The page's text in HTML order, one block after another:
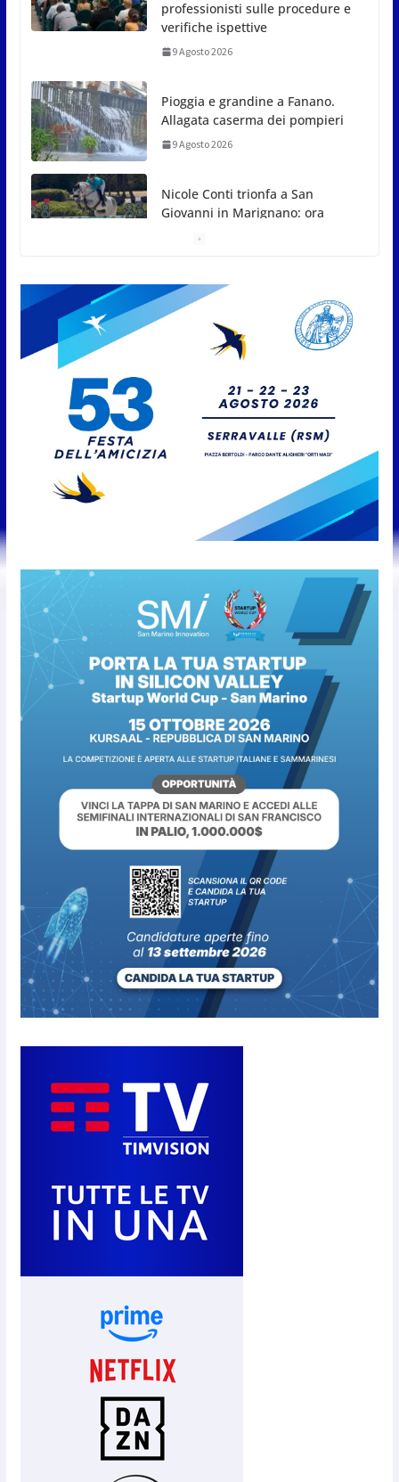
9 Agosto 2026
guarda ai Giochi del
Mediterraneo
9 Agosto 2026
Dennis Spircu fa doppietta a San Marino: suoi
singolare e doppio nel Junior ITF
Giro aereo d’Italia: a San Marino
è stata l’ultima tappa
9 Agosto 2026
confronto tra istituzioni e
professionisti sulle procedure e
verifiche ispettive
9 Agosto 2026